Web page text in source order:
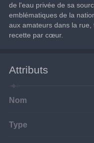
de l'eau privée de sa
emblématiques de la
aux amateurs dans la
recette par cœur.
Attributs
Nom
Type